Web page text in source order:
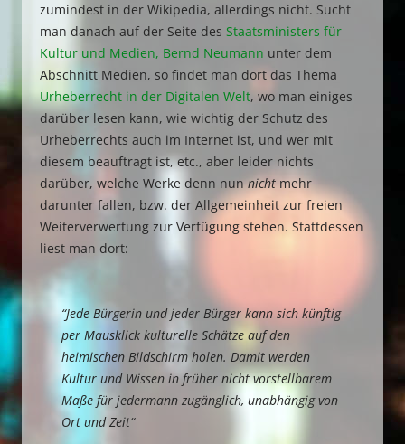
zumindest in der Wikipedia, allerdings nicht. Sucht
man danach auf der Seite des Staatsministers für
Kultur und Medien, Bernd Neumann unter dem
Abschnitt Medien, so findet man dort das Thema
Urheberrecht in der Digitalen Welt, wo man einiges
darüber lesen kann, wie wichtig der Schutz des
Urheberrechts auch im Internet ist, und wer mit
diesem beauftragt ist, etc., aber leider nichts
darüber, welche Werke denn nunnichtmehr
darunter fallen, bzw. der Allgemeinheit zur freien
Weiterverwertung zur Verfügung stehen. Stattdessen
liest man dort:
“Jede Bürgerin und jeder Bürger kann sich künftig
per Mausklick kulturelle Schätze auf den
heimischen Bildschirm holen. Damit werden
Kultur und Wissen in früher nicht vorstellbarem
Maße für jedermann zugänglich, unabhängig von
Ort und Zeit“